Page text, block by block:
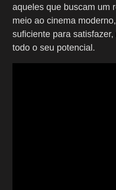
aqueles que buscam um
meio ao cinema moderno,
suficiente para
todo o seu potencial.